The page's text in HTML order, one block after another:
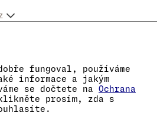
fungoval, používáme
informace a jakým
se dočtete na
Ochrana
prosím, zda s
u Městského soudu v Praze, oddíl C,
plněné EKO-KOM pod číslem
registrační číslo 0636.